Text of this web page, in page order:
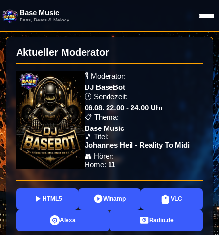
Base Music
Bass, Beats & Melody
Home
Aktueller Moderator
🎙️ Moderator:
DJ BaseBot
🕐 Sendezeit:
06.08. 22:00 - 24:00 Uhr
📋 Thema:
Base Music
🎵 Titel:
Johannes Heil - Reality To Midi
👥 Hörer:
Home:11
HTML5 Winamp VLC
Alexa Radio.de